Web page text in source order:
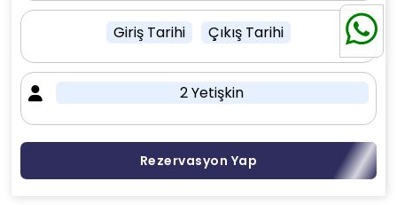
Giriş Tarihi Çıkış Tarihi
2 Yetişkin
Rezervasyon Yap